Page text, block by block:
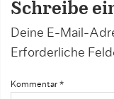
Schreibe
Deine E-Mail-
Erforderliche
Kommentar *